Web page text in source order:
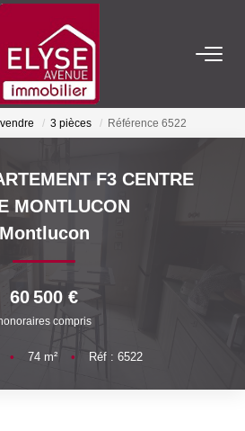
ACHETER
ESTIMER
AGENCE
Sommes-Nous
3 pièces Référence 6522
F3 CENTRE
MONTLUCON
Montlucon
60 500 €
compris
• 74 m² • Réf : 6522